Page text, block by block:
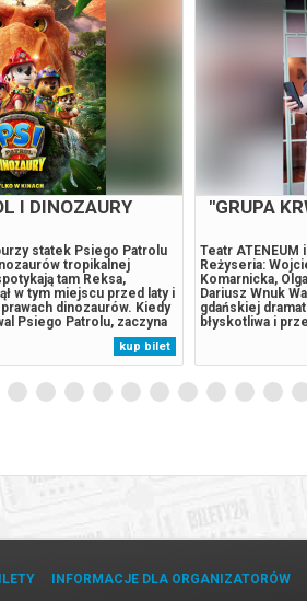
I DINOZAURY
statek Psiego Patrolu
tropikalnej
tam Reksa,
w tym miejscu przed laty i
dinozaurów. Kiedy
Psiego Patrolu, zaczyna
zasoby naturalne
wybuchu ogromnego,
Psi Patrol...
kup bilet
"GRUPA
Teatr ATENEUM
Reżyseria:
Komarnicka,
Dariusz Wnuk
gdańskiej
błyskotliwa i
tajemnicach,
spodziewanym
Testament,
INFORMACJE DLA ORGANIZATORÓW